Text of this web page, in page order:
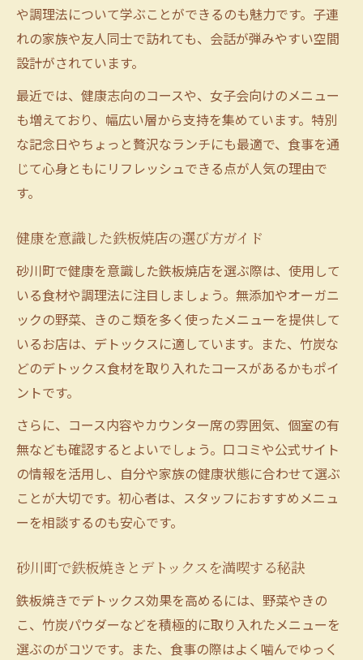
や調理法について学ぶことができるのも魅力です。子連
れの家族や友人同士で訪れても、会話が弾みやすい空間
設計がされています。
最近では、健康志向のコースや、女子会向けのメニュー
も増えており、幅広い層から支持を集めています。特別
な記念日やちょっと贅沢なランチにも最適で、食事を通
じて心身ともにリフレッシュできる点が人気の理由で
す。
健康を意識した鉄板焼店の選び方ガイド
砂川町で健康を意識した鉄板焼店を選ぶ際は、使用して
いる食材や調理法に注目しましょう。無添加やオーガニ
ックの野菜、きのこ類を多く使ったメニューを提供して
いるお店は、デトックスに適しています。また、竹炭な
どのデトックス食材を取り入れたコースがあるかもポイ
ントです。
さらに、コース内容やカウンター席の雰囲気、個室の有
無なども確認するとよいでしょう。口コミや公式サイト
の情報を活用し、自分や家族の健康状態に合わせて選ぶ
ことが大切です。初心者は、スタッフにおすすめメニュ
ーを相談するのも安心です。
砂川町で鉄板焼きとデトックスを満喫する秘訣
鉄板焼きでデトックス効果を高めるには、野菜やきの
こ、竹炭パウダーなどを積極的に取り入れたメニューを
選ぶのがコツです。また、食事の際はよく噛んでゆっく